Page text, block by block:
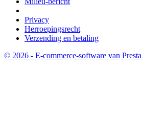
Privacy
Herroepingsrecht
Verzending en betaling
© 2026 - E-commerce-software van